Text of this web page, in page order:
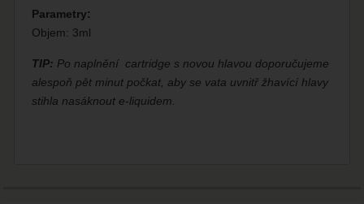
Parametry:
Objem: 3ml
TIP: Po naplnění cartridge s novou hlavou doporučujeme
alespoň pět minut počkat, aby se vata uvnitř žhavící hlavy
stihla nasáknout e-liquidem.